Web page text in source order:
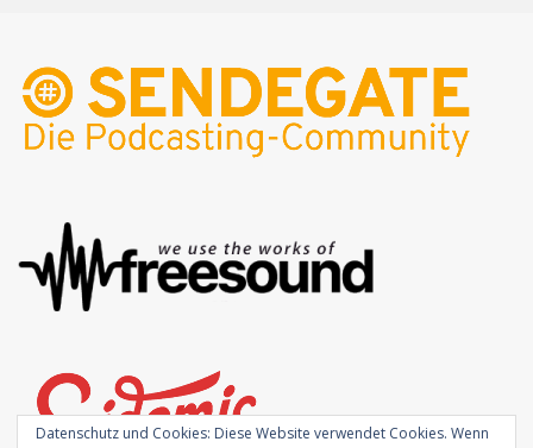
Datenschutz und Cookies: Diese Website verwendet Cookies. Wenn